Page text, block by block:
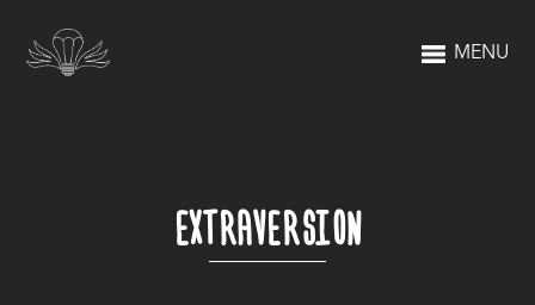
MENU
EXTRAVERSION